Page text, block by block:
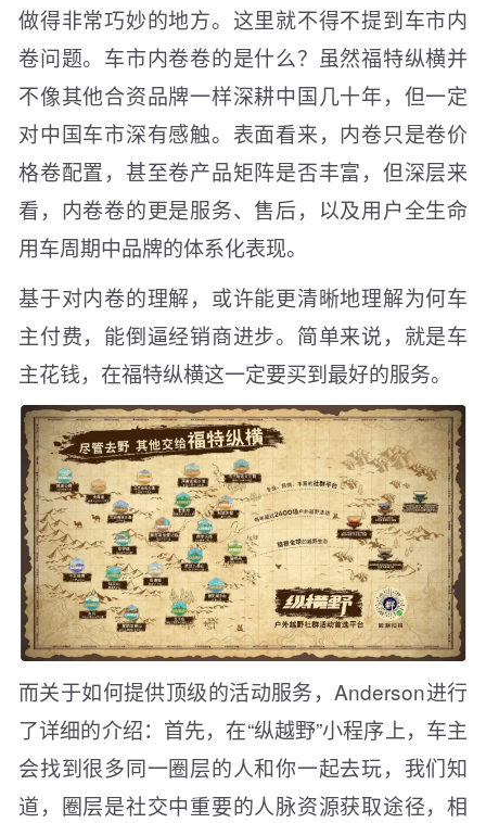
做得非常巧妙的地方。这里就不得不提到车市内
卷问题。车市内卷卷的是什么？虽然福特纵横并
不像其他合资品牌一样深耕中国几十年，但一定
对中国车市深有感触。表面看来，内卷只是卷价
格卷配置，甚至卷产品矩阵是否丰富，但深层来
看，内卷卷的更是服务、售后，以及用户全生命
用车周期中品牌的体系化表现。
基于对内卷的理解，或许能更清晰地理解为何车
主付费，能倒逼经销商进步。简单来说，就是车
主花钱，在福特纵横这一定要买到最好的服务。
而关于如何提供顶级的活动服务，Anderson进行
了详细的介绍：首先，在“纵越野”小程序上，车主
会找到很多同一圈层的人和你一起去玩，我们知
道，圈层是社交中重要的人脉资源获取途径，相